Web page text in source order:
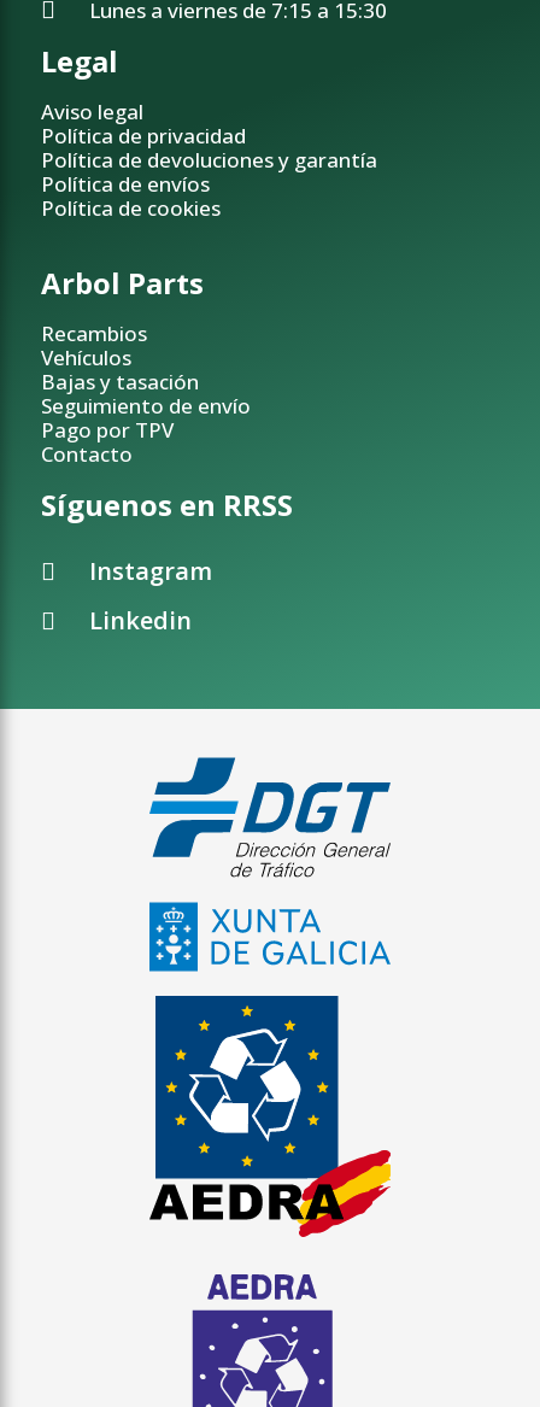
Lunes a viernes de 7:15 a 15:30
Legal
Aviso legal
Política de privacidad
Política de devoluciones y garantía
Política de envíos
Política de cookies
Arbol Parts
Recambios
Vehículos
Bajas y tasación
Seguimiento de envío
Pago por TPV
Contacto
Síguenos en RRSS
Instagram
Linkedin